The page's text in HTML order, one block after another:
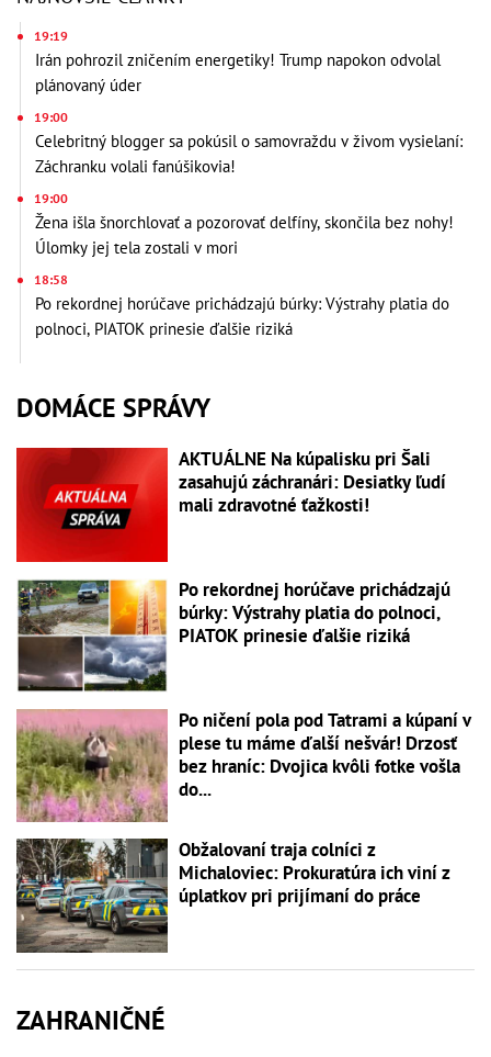
19:19
Irán pohrozil zničením energetiky! Trump napokon odvolal
plánovaný úder
19:00
Celebritný blogger sa pokúsil o samovraždu v živom vysielaní:
Záchranku volali fanúšikovia!
19:00
Žena išla šnorchlovať a pozorovať delfíny, skončila bez nohy!
Úlomky jej tela zostali v mori
18:58
Po rekordnej horúčave prichádzajú búrky: Výstrahy platia do
polnoci, PIATOK prinesie ďalšie riziká
DOMÁCE SPRÁVY
AKTUÁLNE Na kúpalisku pri Šali
zasahujú záchranári: Desiatky ľudí
mali zdravotné ťažkosti!
Po rekordnej horúčave prichádzajú
búrky: Výstrahy platia do polnoci,
PIATOK prinesie ďalšie riziká
Po ničení pola pod Tatrami a kúpaní v
plese tu máme ďalší nešvár! Drzosť
bez hraníc: Dvojica kvôli fotke vošla
do...
Obžalovaní traja colníci z
Michaloviec: Prokuratúra ich viní z
úplatkov pri prijímaní do práce
ZAHRANIČNÉ